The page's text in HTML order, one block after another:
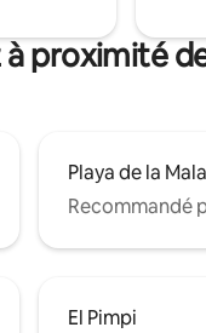
mer. Piscine
chauffée.
à proximité
Playa de la
Recommandé
El Pimpi